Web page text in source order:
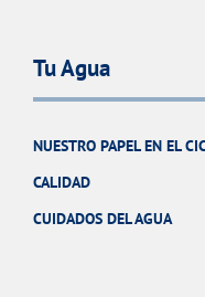
Tu Agua
NUESTRO PAPEL EN EL
CALIDAD
CUIDADOS DEL AGUA